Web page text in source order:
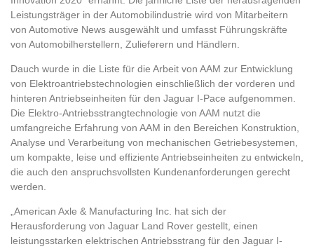
Leistungsträger in der Automobilindustrie wird von Mitarbeitern
von Automotive News ausgewählt und umfasst Führungskräfte
von Automobilherstellern, Zulieferern und Händlern.
Dauch wurde in die Liste für die Arbeit von AAM zur Entwicklung
von Elektroantriebstechnologien einschließlich der vorderen und
hinteren Antriebseinheiten für den Jaguar I-Pace aufgenommen.
Die Elektro-Antriebsstrangtechnologie von AAM nutzt die
umfangreiche Erfahrung von AAM in den Bereichen Konstruktion,
Analyse und Verarbeitung von mechanischen Getriebesystemen,
um kompakte, leise und effiziente Antriebseinheiten zu entwickeln,
die auch den anspruchsvollsten Kundenanforderungen gerecht
werden.
„American Axle & Manufacturing Inc. hat sich der
Herausforderung von Jaguar Land Rover gestellt, einen
leistungsstarken elektrischen Antriebsstrang für den Jaguar I-